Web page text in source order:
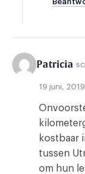
Patricia
19 juni,
kostbaar
tussen
om hun